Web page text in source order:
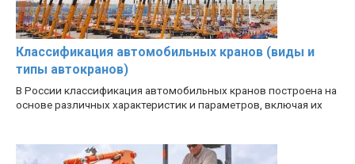
Классификация автомобильных кранов (виды и
типы автокранов)
В России классификация автомобильных кранов построена на
основе различных характеристик и параметров, включая их